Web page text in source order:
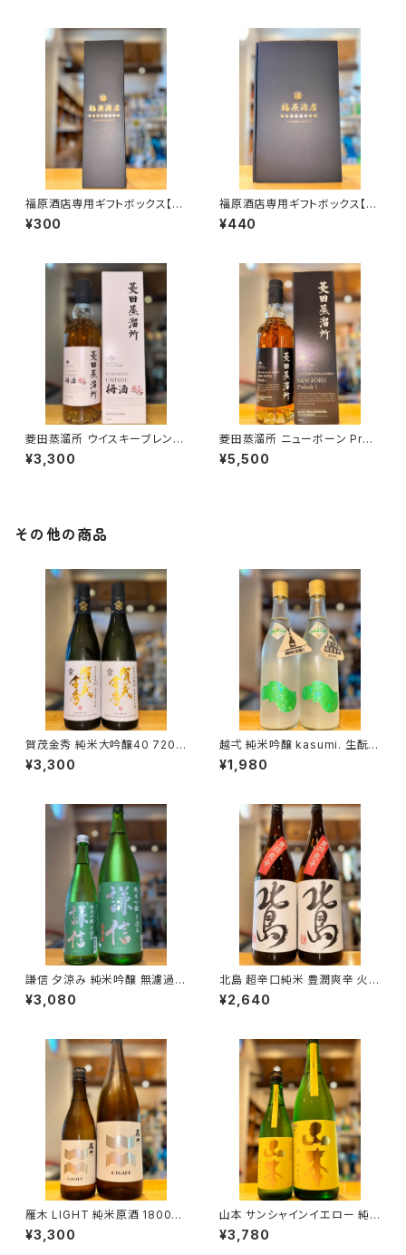
福原酒店専用ギフトボックス【7
20ml１本入】
¥300
福原酒店専用ギフトボックス【7
20ml２本入】
¥440
菱田蒸溜所 ウイスキーブレンド
梅酒 バーボンカスクフィニッシ
ュ 700ml１本（天星酒造・鹿児
¥3,300
菱田蒸溜所 ニューボーン Prel
udeⅠ 700ml１本（天星酒造・
鹿児島県曽於郡大崎町）
¥5,500
その他の商品
賀茂金秀 純米大吟醸40 720m
l１本（金光酒造・広島県東広島
市黒瀬町）
¥3,300
越弌 純米吟醸 kasumi. 生酛
welcome 硝酸還元菌 720ml
１本（株式会社越後鶴亀・新潟県
¥1,980
謙信 夕涼み 純米吟醸 無濾過生
1800ml１本（池田屋酒造・新潟
県糸魚川市新鉄）
¥3,080
北島 超辛口純米 豊潤爽辛 火入
1800ml１本（北島酒造・滋賀県
湖南市針）
¥2,640
雁木 LIGHT 純米原酒 1800ml
１本（八百新酒造・山口県岩国市
今津町）
¥3,300
山本 サンシャインイエロー 純
米吟醸 1800ml１本（山本酒造・
秋田県山本郡八峰町）
¥3,780